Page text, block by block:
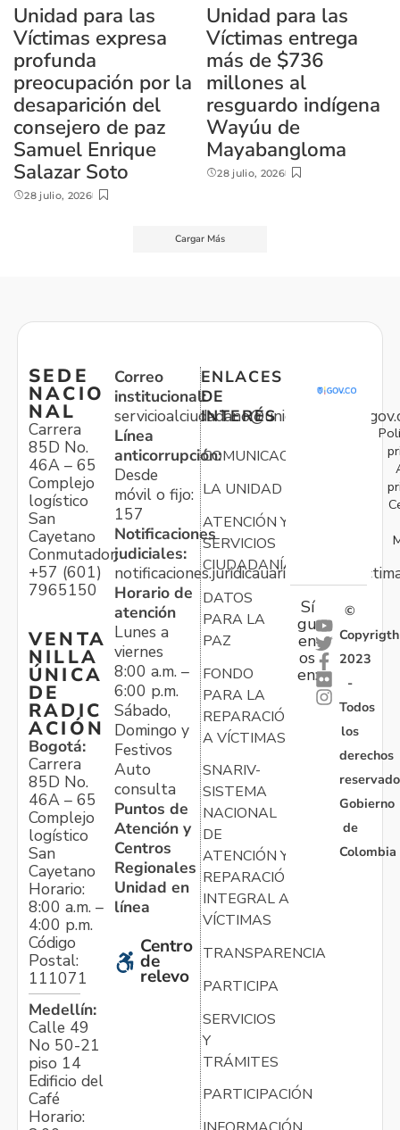
Unidad para las
Víctimas expresa
profunda
preocupación por la
desaparición del
consejero de paz
Samuel Enrique
Salazar Soto
28 julio, 2026
Unidad para las
Víctimas entrega
más de $736
millones al
resguardo indígena
Wayúu de
Mayabangloma
28 julio, 2026
Cargar Más
SEDE
NACIO
NAL
Carrera
85D No.
46A – 65
Complejo
logístico
San
Cayetano
Conmutador:
+57 (601)
7965150
VENTA
NILLA
ÚNICA
DE
RADIC
ACIÓN
Bogotá:
Carrera
85D No.
46A – 65
Complejo
logístico
San
Cayetano
Horario:
8:00 a.m. –
4:00 p.m.
Código
Postal:
111071
Medellín:
Calle 49
No 50-21
piso 14
Edificio del
Café
Horario:
Correo
institucional:
Línea
anticorrupción:
Desde
móvil o fijo:
157
Notificaciones
judiciales:
Horario de
atención
Lunes a
viernes
8:00 a.m. –
6:00 p.m.
Sábado,
Domingo y
Festivos
Auto
consulta
Puntos de
Atención y
Centros
Regionales
Unidad en
línea
Centro
de
relevo
ENLACES
DE
INTERÉS
COMUNICACIONES
LA UNIDAD
ATENCIÓN Y
SERVICIOS
CIUDADANÍA
DATOS
PARA LA
PAZ
FONDO
PARA LA
REPARACIÓN
A VÍCTIMAS
SNARIV-
SISTEMA
NACIONAL
DE
ATENCIÓN Y
REPARACIÓN
INTEGRAL A
VÍCTIMAS
TRANSPARENCIA
PARTICIPA
SERVICIOS
Y
TRÁMITES
PARTICIPACIÓN
Sí
gu
en
os
en:
©
Copyrigth
2023
-
Todos
los
derechos
Gobierno
de
Colombia